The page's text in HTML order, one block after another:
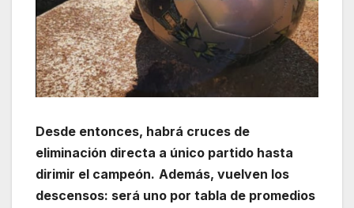
Desde entonces, habrá cruces de
eliminación directa a único partido hasta
dirimir el campeón. Además, vuelven los
descensos: será uno por tabla de promedios